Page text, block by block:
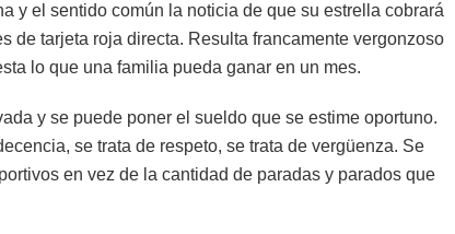
y el sentido común la noticia de que su estrella cobrará
de tarjeta roja directa. Resulta francamente vergonzoso
lo que una familia pueda ganar en un mes.
y se puede poner el sueldo que se estime oportuno.
se trata de respeto, se trata de vergüenza. Se
en vez de la cantidad de paradas y parados que